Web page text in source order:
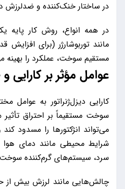
در ساختار خنک‌کننده و ضدلرزش
در همه انواع، روش کار پایه
مانند توربوشارژر (برای
مستقیم سوخت، عملکرد را بهینه
عوامل مؤثر بر
کارایی دیزل‌ژنراتور به عوامل
سوخت مستقیماً بر احتراق
می‌تواند انژکتورها را مسدود
شرایط محیطی مانند دمای
سرد، سیستم‌های گرم‌کننده
چالش‌هایی مانند لرزش بیش از